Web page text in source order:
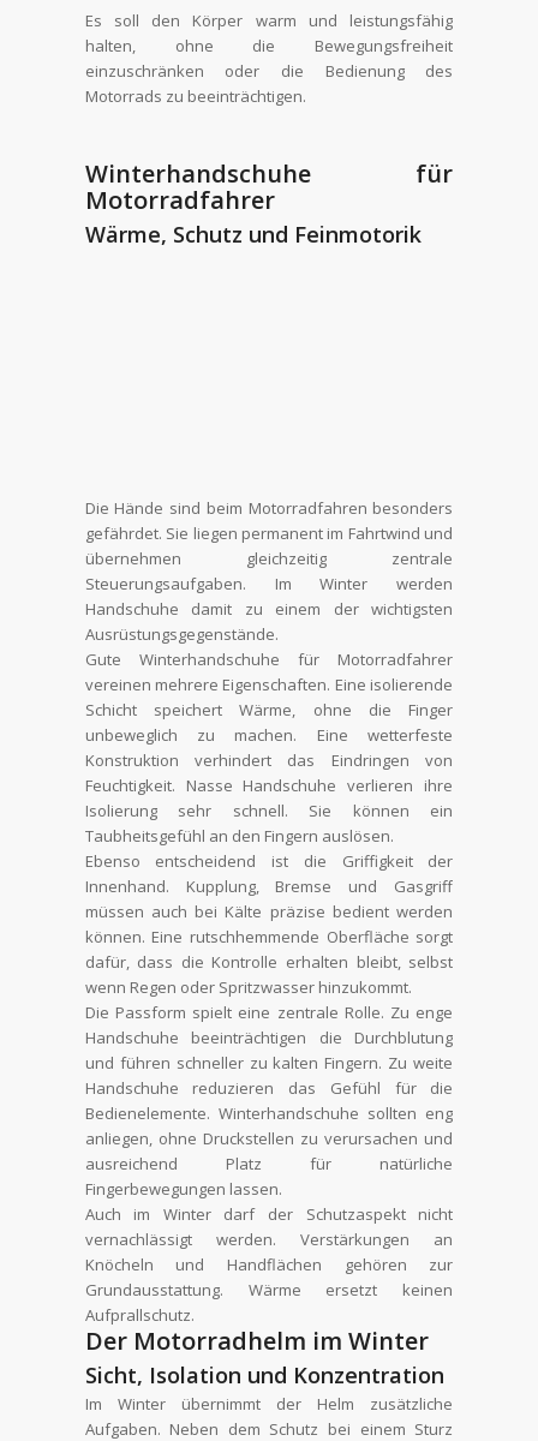
Es soll den Körper warm und leistungsfähig
halten, ohne die Bewegungsfreiheit
einzuschränken oder die Bedienung des
Motorrads zu beeinträchtigen.
Winterhandschuhe für
Motorradfahrer
Wärme, Schutz und Feinmotorik
Die Hände sind beim Motorradfahren besonders
gefährdet. Sie liegen permanent im Fahrtwind und
übernehmen gleichzeitig zentrale
Steuerungsaufgaben. Im Winter werden
Handschuhe damit zu einem der wichtigsten
Ausrüstungsgegenstände.
Gute Winterhandschuhe für Motorradfahrer
vereinen mehrere Eigenschaften. Eine isolierende
Schicht speichert Wärme, ohne die Finger
unbeweglich zu machen. Eine wetterfeste
Konstruktion verhindert das Eindringen von
Feuchtigkeit. Nasse Handschuhe verlieren ihre
Isolierung sehr schnell. Sie können ein
Taubheitsgefühl an den Fingern auslösen.
Ebenso entscheidend ist die Griffigkeit der
Innenhand. Kupplung, Bremse und Gasgriff
müssen auch bei Kälte präzise bedient werden
können. Eine rutschhemmende Oberfläche sorgt
dafür, dass die Kontrolle erhalten bleibt, selbst
wenn Regen oder Spritzwasser hinzukommt.
Die Passform spielt eine zentrale Rolle. Zu enge
Handschuhe beeinträchtigen die Durchblutung
und führen schneller zu kalten Fingern. Zu weite
Handschuhe reduzieren das Gefühl für die
Bedienelemente. Winterhandschuhe sollten eng
anliegen, ohne Druckstellen zu verursachen und
ausreichend Platz für natürliche
Fingerbewegungen lassen.
Auch im Winter darf der Schutzaspekt nicht
vernachlässigt werden. Verstärkungen an
Knöcheln und Handflächen gehören zur
Grundausstattung. Wärme ersetzt keinen
Aufprallschutz.
Der Motorradhelm im Winter
Sicht, Isolation und Konzentration
Im Winter übernimmt der Helm zusätzliche
Aufgaben. Neben dem Schutz bei einem Sturz